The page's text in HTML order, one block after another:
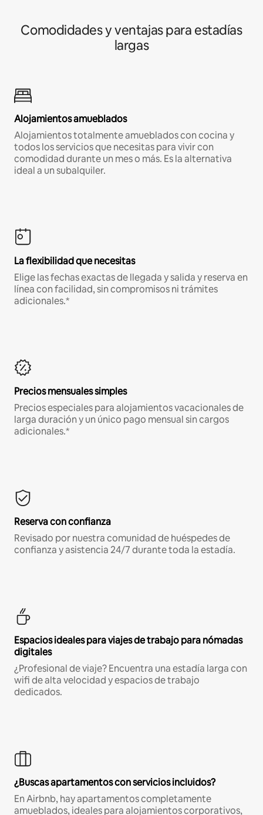
Comodidades y ventajas para estadías
largas
Alojamientos amueblados
Alojamientos totalmente amueblados con cocina y
todos los servicios que necesitas para vivir con
comodidad durante un mes o más. Es la alternativa
ideal a un subalquiler.
La flexibilidad que necesitas
Elige las fechas exactas de llegada y salida y reserva en
línea con facilidad, sin compromisos ni trámites
adicionales.*
Precios mensuales simples
Precios especiales para alojamientos vacacionales de
larga duración y un único pago mensual sin cargos
adicionales.*
Reserva con confianza
Revisado por nuestra comunidad de huéspedes de
confianza y asistencia 24/7 durante toda la estadía.
Espacios ideales para viajes de trabajo para nómadas
digitales
¿Profesional de viaje? Encuentra una estadía larga con
wifi de alta velocidad y espacios de trabajo
dedicados.
¿Buscas apartamentos con servicios incluidos?
En Airbnb, hay apartamentos completamente
amueblados, ideales para alojamientos corporativos,